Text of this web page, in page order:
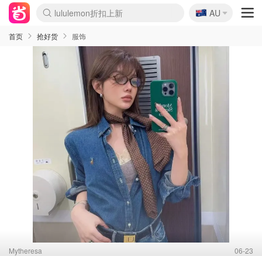
lululemon折扣上新
Sasa美妆护肤3.5折
SSENSE年中2.5折
FreshBeauty好价汇总
Cettire降价+叠9折
WWS Coles超市实拍
viagogo二手票捡漏
Myer超级周末
The Outnet奢牌1折起
David Jones 3折起
Flannels大牌1折
Perfumes Club护肤1折
AMIRO面罩$251
Amazon折扣汇总
eToro入金$200送$50
Amazon数码好物
ICONIC本周7.5折
ThedoubleF高奢地板价
Moose Knuckles 6折
丝芙兰5折起
EUFY摄像头$98
Selenichast首饰2折
Trip机票酒店促销
YSL送5件彩妆礼
Amazon家居好物
Amazon美妆护肤
雅漾大喷$8
过敏原检测盒$33
伊索独家赠50ml沐浴露
科颜氏高保湿面霜$29
SEALIFE海洋馆门票6折
丝塔芙大白罐$16
订阅Newsletter送香薰
Cult Beauty 6.8折
Harrods圣诞日历$525
LN-CC奢牌私促3折
d'Alba空姐喷雾$16
EVE LOM套装£56
Bernardelli独家4折
Adore Beauty 6折起
CT圣诞日历
Mytheresa奢品2.7折
Luxury Escapes 9折
Currentbody美容仪$881
MOON Garden Live
Roborock扫地机$649
Tingo Life水杯$24
Valentino官网5折
CR洗护套装$23
修丽可4件套$159
Myer彩妆2件7折
GANNI官网4.5折
Stylevana韩妆4折
Tessabit高奢8.5折
OGX洗发水$11
Amazon阿德莱德次日达
卡诗8.5折+赠礼
Philips Hue灯具8折
🇦🇺
AU
首页 抢好货 服饰
Mytheresa 06-23